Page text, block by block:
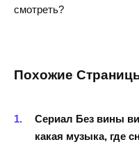
смотреть?
Похожие
Сериал Без вины
какая музыка, где